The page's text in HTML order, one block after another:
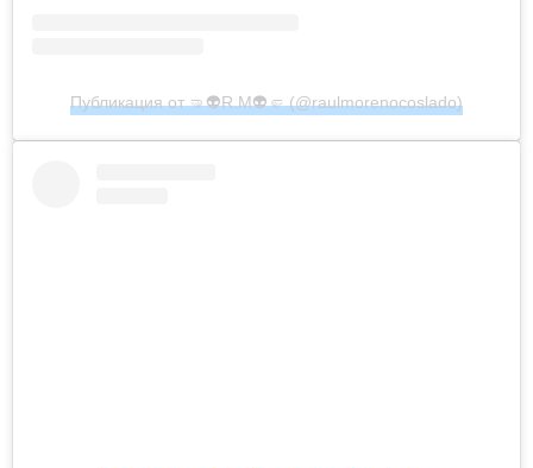
Публикация от 🤜👽R.M👽🤛 (@raulmorenocoslado)